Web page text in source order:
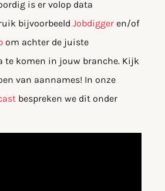
is er volop data
bijvoorbeeld Jobdigger en/of
om achter de juiste
te komen in jouw branche. Kijk
van aannames! In onze
bespreken we dit onder